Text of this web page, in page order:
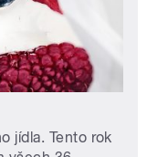
jídla. Tento rok